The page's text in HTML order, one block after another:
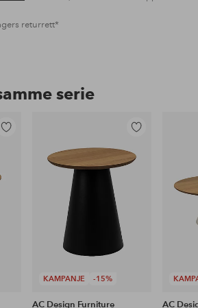
returrett*
serie
KAMPANJE -15%
til
favoritter
AC Design Furniture
AC